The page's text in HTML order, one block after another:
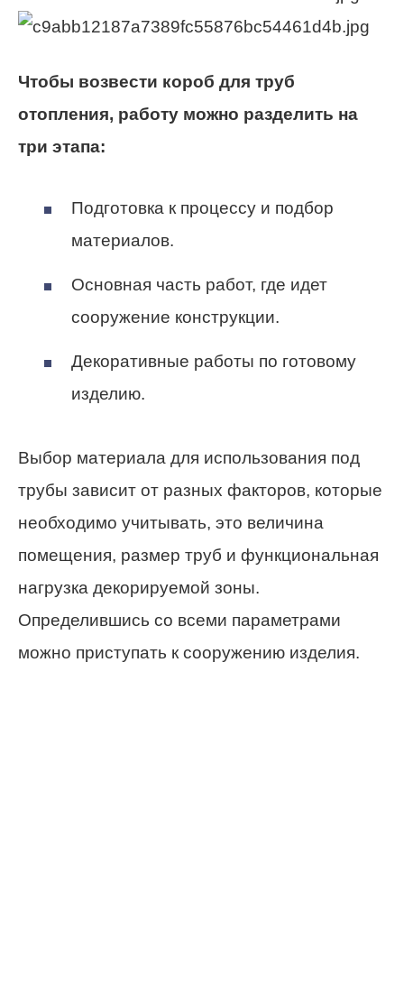
Чтобы возвести короб для труб
отопления, работу можно разделить на
три этапа:
Подготовка к процессу и подбор
материалов.
Основная часть работ, где идет
сооружение конструкции.
Декоративные работы по готовому
изделию.
Выбор материала для использования под
трубы зависит от разных факторов, которые
необходимо учитывать, это величина
помещения, размер труб и функциональная
нагрузка декорируемой зоны.
Определившись со всеми параметрами
можно приступать к сооружению изделия.